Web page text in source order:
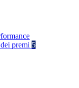
premi 5